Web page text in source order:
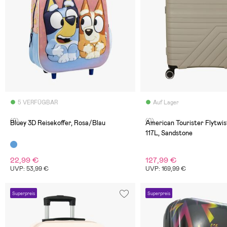
5 VERFÜGBAR
(0)
Bluey 3D Reisekoffer, Rosa/Blau
22,99 €
UVP: 53,99 €
Auf Lager
(0)
American Tourister
117L, Sandstone
127,99 €
UVP: 169,99 €
Superpreis Superpreis